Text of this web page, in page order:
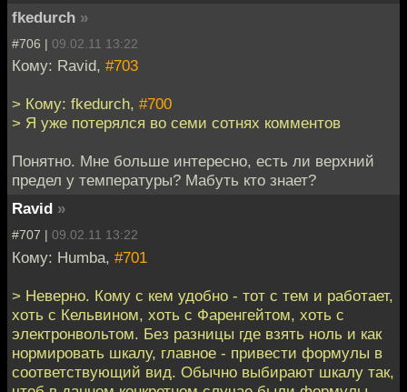
fkedurch »
#706 | 09.02.11 13:22
Кому: Ravid, #703
> Кому: fkedurch, #700
> Я уже потерялся во семи сотнях комментов
Понятно. Мне больше интересно, есть ли верхний
предел у температуры? Мабуть кто знает?
Ravid »
#707 | 09.02.11 13:22
Кому: Humba, #701
> Неверно. Кому с кем удобно - тот с тем и работает,
хоть с Кельвином, хоть с Фаренгейтом, хоть с
электронвольтом. Без разницы где взять ноль и как
нормировать шкалу, главное - привести формулы в
соответствующий вид. Обычно выбирают шкалу так,